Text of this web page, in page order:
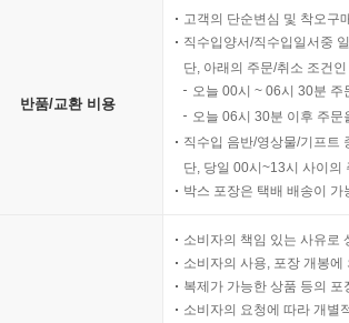
반품/교환 비용
고객의 단순변심 및 착오구
직수입양서/직수입일서중
단, 아래의 주문/취소 조건
오늘 00시 ~ 06시 30분
오늘 06시 30분 이후 주
직수입 음반/영상물/기프트
단, 당일 00시~13시 사이의
박스 포장은 택배 배송이
소비자의 책임 있는 사유로
소비자의 사용, 포장 개봉
복제가 가능한 상품 등의
소비자의 요청에 따라 개별